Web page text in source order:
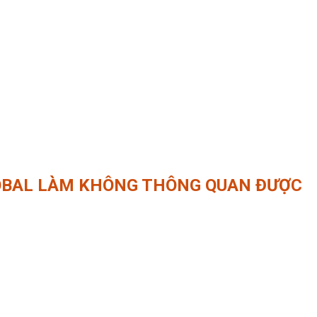
LÀM KHÔNG THÔNG QUAN ĐƯỢC